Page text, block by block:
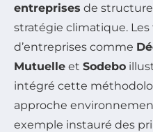
entreprises de
stratégie climatique.
d’entreprises comme
Mutuelle et Sodebo
intégré cette
approche
exemple instauré des